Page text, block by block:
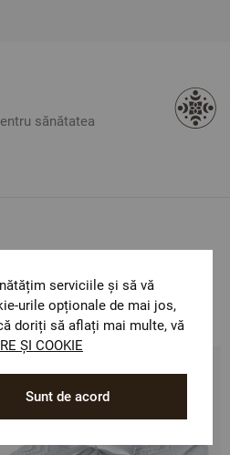
sănătatea
serviciile și să vă
urile opționale de mai jos,
doriți să aflați mai multe, vă
ȘI COOKIE
Sunt de acord